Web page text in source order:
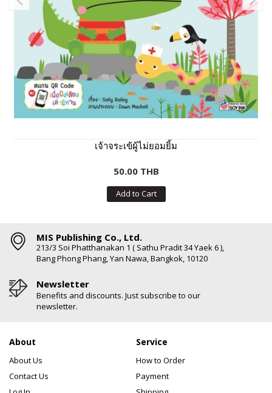
เจ้าจระเข้ผู้ไม่ยอมยิ้ม
50.00 THB
Add to Cart
MIS Publishing Co., Ltd.
213/3 Soi Phatthanakan 1 ( Sathu Pradit 34 Yaek 6 ),
Bang Phong Phang, Yan Nawa, Bangkok, 10120
Newsletter
Benefits and discounts. Just subscribe to our
newsletter.
About
About Us
Contact Us
Service
How to Order
Payment